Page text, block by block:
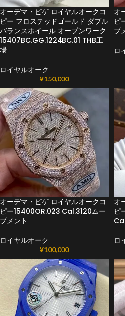
オーデマ・ピゲ ロイヤルオークコ
ピー フロステッドゴールド ダブル
バランスホイール オープンワーク
15407BC.GG.1224BC.01 THB工
場
ロイヤルオーク
¥150,000
オ
ピ
ブ
ロ
オーデマ・ピゲ ロイヤルオークコ
ピー15400OR.023 Cal.3120ムー
ブメント
ロイヤルオーク
¥100,000
オ
ピ
ロ